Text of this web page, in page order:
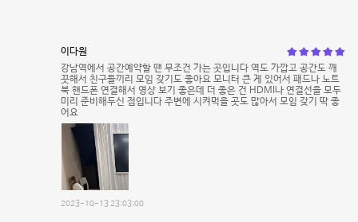
이다원
강남역에서 공간예약할 땐 무조건 가는 곳입니다 역도 가깝고 공간도 깨
끗해서 친구들끼리 모임 갖기도 좋아요 모니터 큰 게 있어서 패드나 노트
북 핸드폰 연결해서 영상 보기 좋은데 더 좋은 건 HDMI나 연결선을 모두
미리 준비해두신 점입니다 주변에 시켜먹을 곳도 많아서 모임 갖기 딱 좋
어요
2023-10-13 23:03:00